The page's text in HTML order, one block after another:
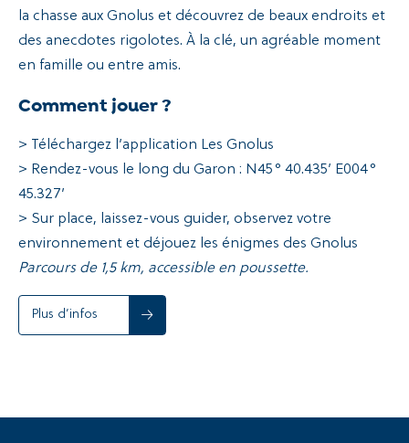
la chasse aux Gnolus et découvrez de beaux endroits et
des anecdotes rigolotes. À la clé, un agréable moment
en famille ou entre amis.
Comment jouer ?
> Téléchargez l’application Les Gnolus
> Rendez-vous le long du Garon : N45° 40.435’ E004°
45.327’
> Sur place, laissez-vous guider, observez votre
environnement et déjouez les énigmes des Gnolus
Parcours de 1,5 km, accessible en poussette.
Plus d’infos